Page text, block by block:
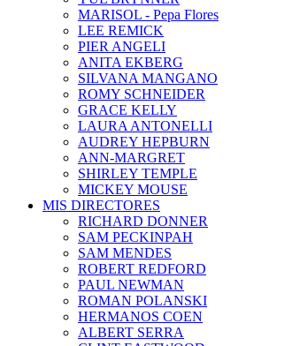
MARISOL - Pepa Flores
LEE REMICK
PIER ANGELI
ANITA EKBERG
SILVANA MANGANO
ROMY SCHNEIDER
GRACE KELLY
LAURA ANTONELLI
AUDREY HEPBURN
ANN-MARGRET
SHIRLEY TEMPLE
MICKEY MOUSE
MIS DIRECTORES
RICHARD DONNER
SAM PECKINPAH
SAM MENDES
ROBERT REDFORD
PAUL NEWMAN
ROMAN POLANSKI
HERMANOS COEN
ALBERT SERRA